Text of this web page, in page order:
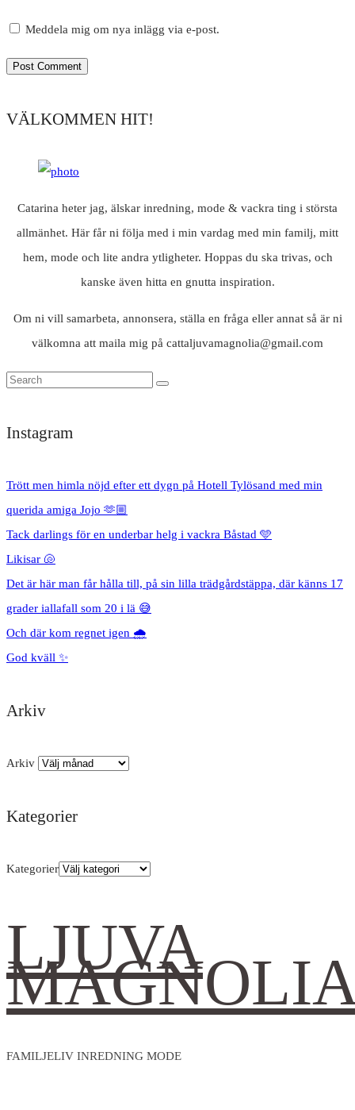
Meddela mig om nya inlägg via e-post.
VÄLKOMMEN HIT!
Catarina heter jag, älskar inredning, mode & vackra ting i största
allmänhet. Här får ni följa med i min vardag med min familj, mitt
hem, mode och lite andra ytligheter. Hoppas du ska trivas, och
kanske även hitta en gnutta inspiration.
Om ni vill samarbeta, annonsera, ställa en fråga eller annat så är ni
välkomna att maila mig på cattaljuvamagnolia@gmail.com
Instagram
Trött men himla nöjd efter ett dygn på Hotell Tylösand med min
querida amiga Jojo 🫶🏼
Tack darlings för en underbar helg i vackra Båstad 🩵
Likisar 🐚
Det är här man får hålla till, på sin lilla trädgårdstäppa, där känns 17
grader iallafall som 20 i lä 😅
Och där kom regnet igen 🌧️
God kväll ✨
Arkiv
Arkiv
Kategorier
Kategorier
LJUVA
FAMILJELIV INREDNING MODE